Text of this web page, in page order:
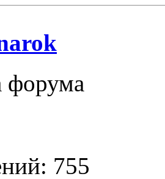
форума
755